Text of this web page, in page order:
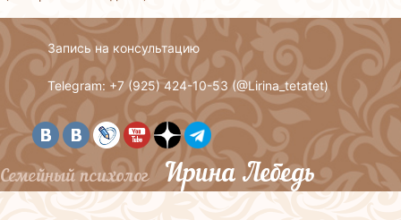
Запись на консультацию
Telegram: +7 (925) 424-10-53 (@Lirina_tetatet)
Семейный психолог Ирина Лебедь